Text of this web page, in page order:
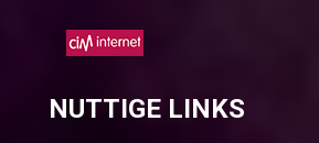
NUTTIGE LINKS